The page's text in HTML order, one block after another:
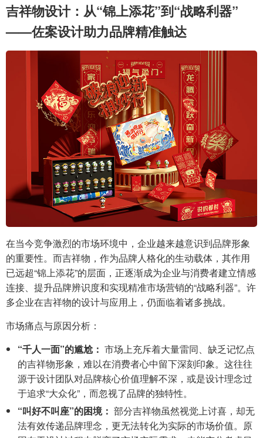
吉祥物设计：从“锦上添花”到“战略利器”
——佐案设计助力品牌精准触达
在当今竞争激烈的市场环境中，企业越来越意识到品牌形象
的重要性。而吉祥物，作为品牌人格化的生动载体，其作用
已远超“锦上添花”的层面，正逐渐成为企业与消费者建立情感
连接、提升品牌辨识度和实现精准市场营销的“战略利器”。许
多企业在吉祥物的设计与应用上，仍面临着诸多挑战。
市场痛点与原因分析：
“千人一面”的尴尬： 市场上充斥着大量雷同、缺乏记忆点
的吉祥物形象，难以在消费者心中留下深刻印象。这往往
源于设计团队对品牌核心价值理解不深，或是设计理念过
于追求“大众化”，而忽视了品牌的独特性。
“叫好不叫座”的困境： 部分吉祥物虽然视觉上讨喜，却无
法有效传递品牌理念，更无法转化为实际的市场价值。原